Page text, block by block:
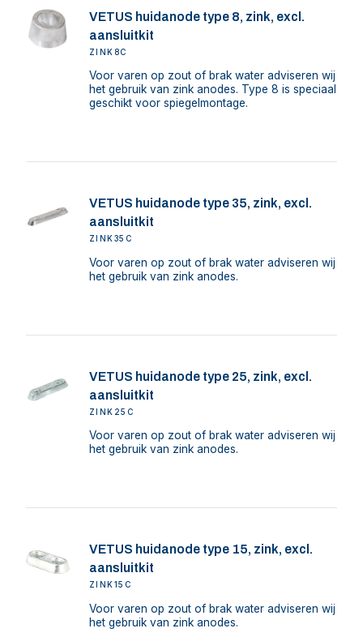
VETUS huidanode type 8, zink, excl.
aansluitkit
ZINK8C
Voor varen op zout of brak water adviseren wij
het gebruik van zink anodes. Type 8 is speciaal
geschikt voor spiegelmontage.
VETUS huidanode type 35, zink, excl.
aansluitkit
ZINK35C
Voor varen op zout of brak water adviseren wij
het gebruik van zink anodes.
VETUS huidanode type 25, zink, excl.
aansluitkit
ZINK25C
Voor varen op zout of brak water adviseren wij
het gebruik van zink anodes.
VETUS huidanode type 15, zink, excl.
aansluitkit
ZINK15C
Voor varen op zout of brak water adviseren wij
het gebruik van zink anodes.